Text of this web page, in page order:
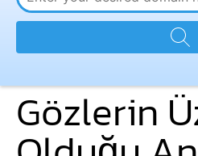
Gözlerin